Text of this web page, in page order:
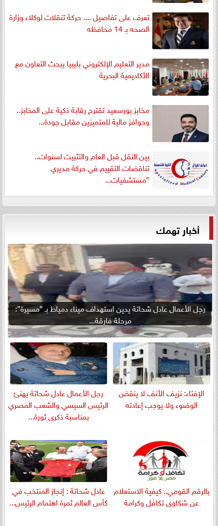
تعرف على تفاصيل .... حركة تنقلات لوكلاء وزارة
الصحه بـ 14 محافظه
مدير التعليم الإلكتروني بليبيا يبحث التعاون مع
الأكاديمية البحرية
مخابز بورسعيد تقترح رقابة ذكية على المخابز..
وحوافز مالية للمتميزين مقابل جودة...
بين النقل قبل العام والتثبيت لسنوات..
تناقضات التقييم في حركة مديري
”مستشفيات...
أخبار تهمك
رجل الأعمال عادل شحاتة يدين استهداف ميناء دمياط بـ ”مسيرة”:
مرحلة فارقة...
الإفتاء: نزيف الأنف لا ينقض
الوضوء ولا يوجب إعادته
رجل الأعمال عادل شحاتة يهنئ
الرئيس السيسي والشعب المصري
بمناسبة ذكرى ثورة...
بالرقم القومي.. كيفية الاستعلام
عن شكاوى تكافل وكرامة
عادل شحاتة : إنجاز المنتخب في
كأس العالم ثمرة اهتمام الرئيس...